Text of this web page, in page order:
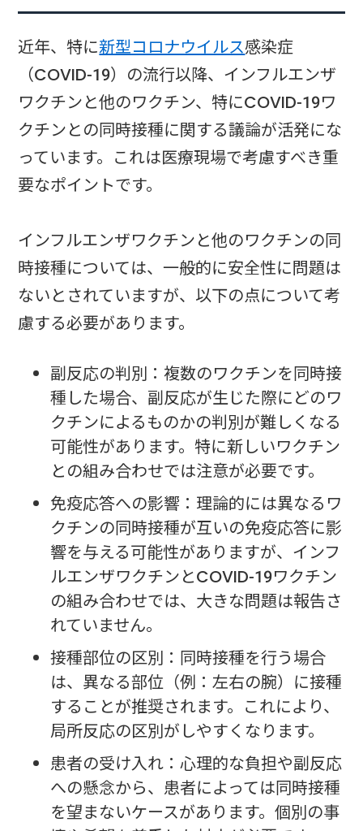
近年、特に新型コロナウイルス感染症
（COVID-19）の流行以降、インフルエンザ
ワクチンと他のワクチン、特にCOVID-19ワ
クチンとの同時接種に関する議論が活発にな
っています。これは医療現場で考慮すべき重
要なポイントです。
インフルエンザワクチンと他のワクチンの同
時接種については、一般的に安全性に問題は
ないとされていますが、以下の点について考
慮する必要があります。
副反応の判別：複数のワクチンを同時接
種した場合、副反応が生じた際にどのワ
クチンによるものかの判別が難しくなる
可能性があります。特に新しいワクチン
との組み合わせでは注意が必要です。
免疫応答への影響：理論的には異なるワ
クチンの同時接種が互いの免疫応答に影
響を与える可能性がありますが、インフ
ルエンザワクチンとCOVID-19ワクチン
の組み合わせでは、大きな問題は報告さ
れていません。
接種部位の区別：同時接種を行う場合
は、異なる部位（例：左右の腕）に接種
することが推奨されます。これにより、
局所反応の区別がしやすくなります。
患者の受け入れ：心理的な負担や副反応
への懸念から、患者によっては同時接種
を望まないケースがあります。個別の事